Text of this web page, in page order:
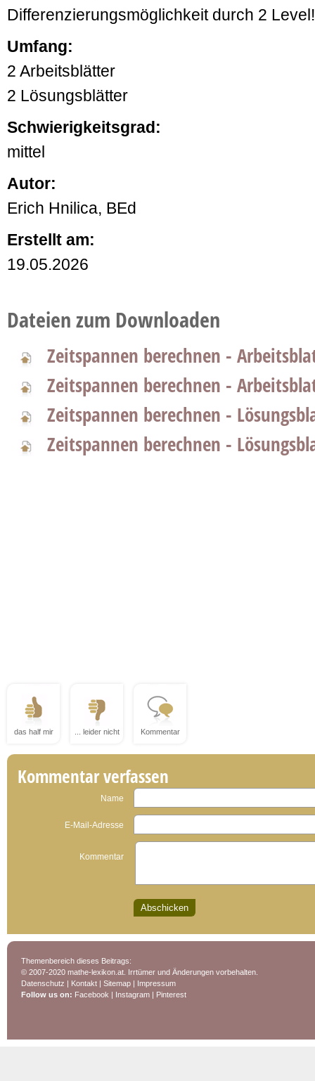
Differenzierungsmöglichkeit durch 2 Level!
Umfang:
2 Arbeitsblätter
2 Lösungsblätter
Schwierigkeitsgrad:
mittel
Autor:
Erich Hnilica, BEd
Erstellt am:
19.05.2026
Dateien zum Downloaden
Zeitspannen berechnen -
Zeitspannen berechnen -
Zeitspannen berechnen -
Zeitspannen berechnen -
das half mir ... leider nicht Kommentar
Kommentar verfassen
Name
E-Mail-Adresse
Kommentar
Themenbereich dieses Beitrags:
© 2007-2020 mathe-lexikon.at. Irrtümer und Änderungen vorbehalten.
Datenschutz | Kontakt | Sitemap | Impressum
Follow us on: Facebook | Instagram | Pinterest